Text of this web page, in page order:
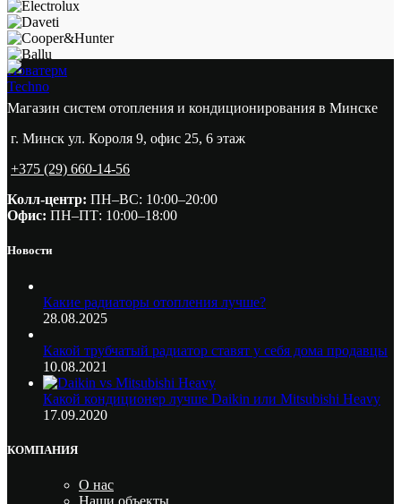
Новатерм
Techno
Магазин систем отопления и кондиционирования в Минске
г. Минск ул. Короля 9, офис 25, 6 этаж
+375 (29) 660-14-56
Колл-центр: ПН–ВС: 10:00–20:00​
Офис: ПН–ПТ: 10:00–18:00
Новости
Какие радиаторы отопления лучше?
28.08.2025
Какой трубчатый радиатор ставят у себя дома продавцы
10.08.2021
Какой кондиционер лучше Daikin или Mitsubishi Heavy
17.09.2020
КОМПАНИЯ
О нас
Наши объекты